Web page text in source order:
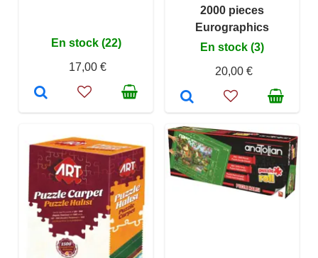
En stock (22)
17,00 €
2000 pieces
Eurographics
En stock (3)
20,00 €